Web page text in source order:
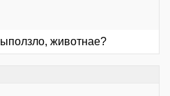
животнае?